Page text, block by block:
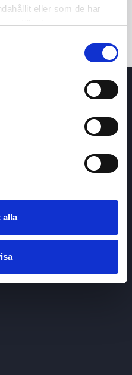
eller som de har
tjänster.
alla
Sälj